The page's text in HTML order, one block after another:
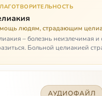
людям, страдающим
– болезнь неизлечимая
Больной целиакией
АУДИОФАЙЛ